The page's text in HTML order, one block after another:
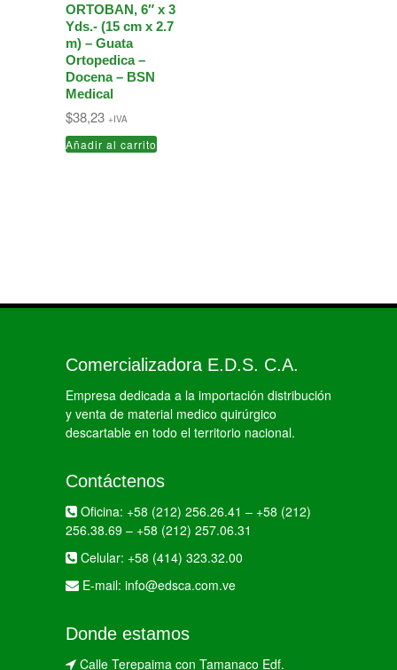
ORTOBAN‚ 6″ x 3
Yds.- (15 cm x 2.7
m) – Guata
Ortopedica –
Docena – BSN
Medical
$38,23 +IVA
Añadir al carrito
Comercializadora E.D.S. C.A.
Empresa dedicada a la importación distribución
y venta de material medico quirúrgico
descartable en todo el territorio nacional.
Contáctenos
Oficina: +58 (212) 256.26.41 – +58 (212)
256.38.69 – +58 (212) 257.06.31
Celular: +58 (414) 323.32.00
E-mail: info@edsca.com.ve
Donde estamos
Calle Terepaima con Tamanaco Edf.